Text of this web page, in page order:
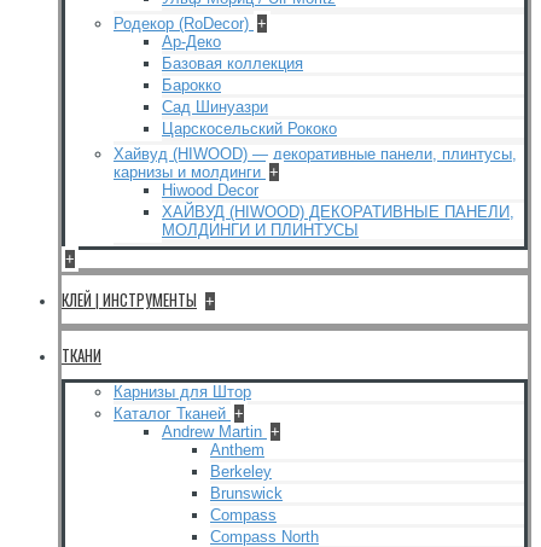
Родекор (RoDecor) +
Ар-Деко
Базовая коллекция
Барокко
Сад Шинуазри
Царскосельский Рококо
Хайвуд (HIWOOD) — декоративные панели, плинтусы,
карнизы и молдинги +
Hiwood Decor
ХАЙВУД (HIWOOD) ДЕКОРАТИВНЫЕ ПАНЕЛИ,
МОЛДИНГИ И ПЛИНТУСЫ
+
КЛЕЙ | ИНСТРУМЕНТЫ +
ТКАНИ
Карнизы для Штор
Каталог Тканей +
Andrew Martin +
Anthem
Berkeley
Brunswick
Compass
Compass North